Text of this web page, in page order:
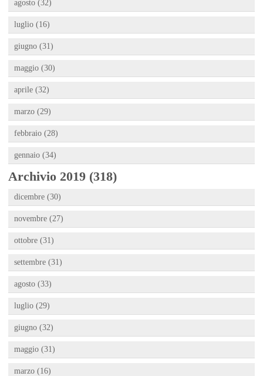
agosto (32)
luglio (16)
giugno (31)
maggio (30)
aprile (32)
marzo (29)
febbraio (28)
gennaio (34)
Archivio 2019 (318)
dicembre (30)
novembre (27)
ottobre (31)
settembre (31)
agosto (33)
luglio (29)
giugno (32)
maggio (31)
marzo (16)